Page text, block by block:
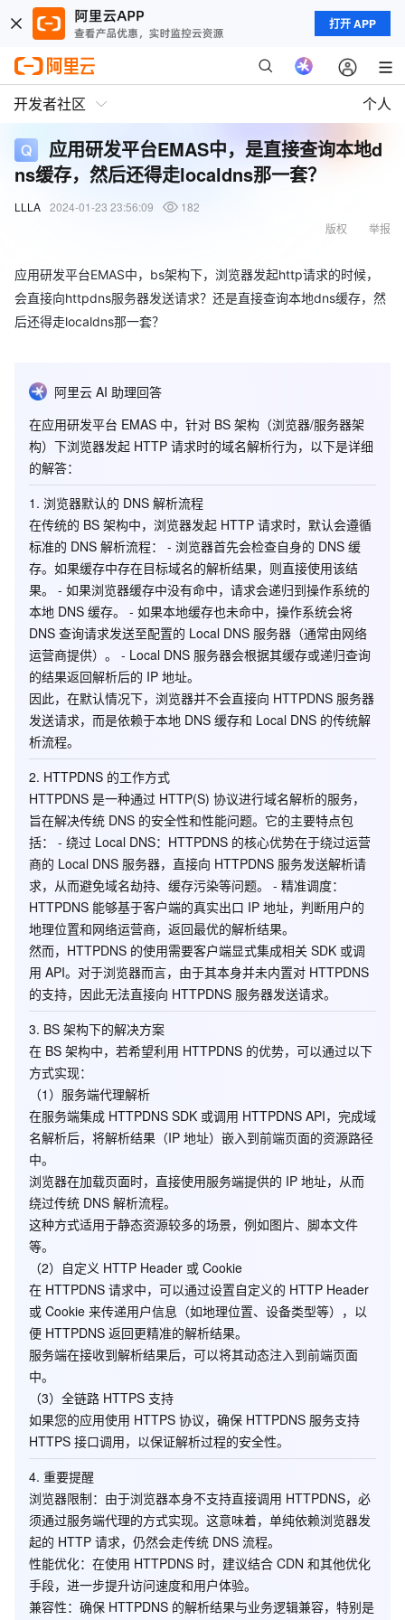
打开 APP
开发者社区 个人
应用研发平台EMAS中，是直接查询本地d
ns缓存，然后还得走localdns那一套？
LLLA 2024-01-23 23:56:09
182
举报
版权
应用研发平台EMAS中，bs架构下，浏览器发起http请求的时候，
会直接向httpdns服务器发送请求？还是直接查询本地dns缓存，然
后还得走localdns那一套？
阿里云 AI 助理回答
在应用研发平台 EMAS 中，针对 BS 架构（浏览器/服务器架
构）下浏览器发起 HTTP 请求时的域名解析行为，以下是详细
的解答：
1. 浏览器默认的 DNS 解析流程
在传统的 BS 架构中，浏览器发起 HTTP 请求时，默认会遵循
标准的 DNS 解析流程： - 浏览器首先会检查自身的 DNS 缓
存。如果缓存中存在目标域名的解析结果，则直接使用该结
果。 - 如果浏览器缓存中没有命中，请求会递归到操作系统的
本地 DNS 缓存。 - 如果本地缓存也未命中，操作系统会将
DNS 查询请求发送至配置的 Local DNS 服务器 （通常由网络
运营商提供）。 - Local DNS 服务器会根据其缓存或递归查询
的结果返回解析后的 IP 地址。
因此，在默认情况下，浏览器并不会直接向 HTTPDNS 服务器
发送请求，而是依赖于本地 DNS 缓存和 Local DNS 的传统解
析流程。
2. HTTPDNS 的工作方式
HTTPDNS 是一种通过 HTTP(S) 协议进行域名解析的服务，
旨在解决传统 DNS 的安全性和性能问题。它的主要特点包
括： - 绕过 Local DNS：HTTPDNS 的核心优势在于绕过运营
商的 Local DNS 服务器，直接向 HTTPDNS 服务发送解析请
求，从而避免域名劫持、缓存污染等问题。 - 精准调度：
HTTPDNS 能够基于客户端的真实出口 IP 地址，判断用户的
地理位置和网络运营商，返回最优的解析结果。
然而，HTTPDNS 的使用需要客户端显式集成相关 SDK 或调
用 API。对于浏览器而言，由于其本身并未内置对 HTTPDNS
的支持，因此无法直接向 HTTPDNS 服务器发送请求。
3. BS 架构下的解决方案
在 BS 架构中，若希望利用 HTTPDNS 的优势，可以通过以下
方式实现：
（1） 服务端代理解析
在服务端集成 HTTPDNS SDK 或调用 HTTPDNS API，完成域
名解析后，将解析结果（IP 地址）嵌入到前端页面的资源路径
中。
浏览器在加载页面时，直接使用服务端提供的 IP 地址，从而
绕过传统 DNS 解析流程。
这种方式适用于静态资源较多的场景，例如图片、脚本文件
等。
（2） 自定义 HTTP Header 或 Cookie
在 HTTPDNS 请求中，可以通过设置自定义的 HTTP Header
或 Cookie 来传递用户信息（如地理位置、设备类型等），以
便 HTTPDNS 返回更精准的解析结果。
服务端在接收到解析结果后，可以将其动态注入到前端页面
中。
（3） 全链路 HTTPS 支持
如果您的应用使用 HTTPS 协议，确保 HTTPDNS 服务支持
HTTPS 接口调用，以保证解析过程的安全性。
4. 重要提醒
浏览器限制：由于浏览器本身不支持直接调用 HTTPDNS，必
须通过服务端代理的方式实现。这意味着，单纯依赖浏览器发
起的 HTTP 请求，仍然会走传统 DNS 流程。
性能优化：在使用 HTTPDNS 时，建议结合 CDN 和其他优化
手段，进一步提升访问速度和用户体验。
兼容性：确保 HTTPDNS 的解析结果与业务逻辑兼容，特别是